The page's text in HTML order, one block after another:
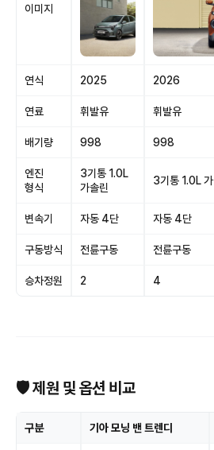
이미지
연식 2025 2026
연료 휘발유 휘발유
배기량 998 998
엔진
형식
3기통 1.0L
가솔린
3기통 1.0L
변속기 자동 4단 자동 4단
구동방식 전륜구동 전륜구동
승차정원 2 4
🛡 제원 및 옵션 비교
구분 기아 모닝 밴 트렌디